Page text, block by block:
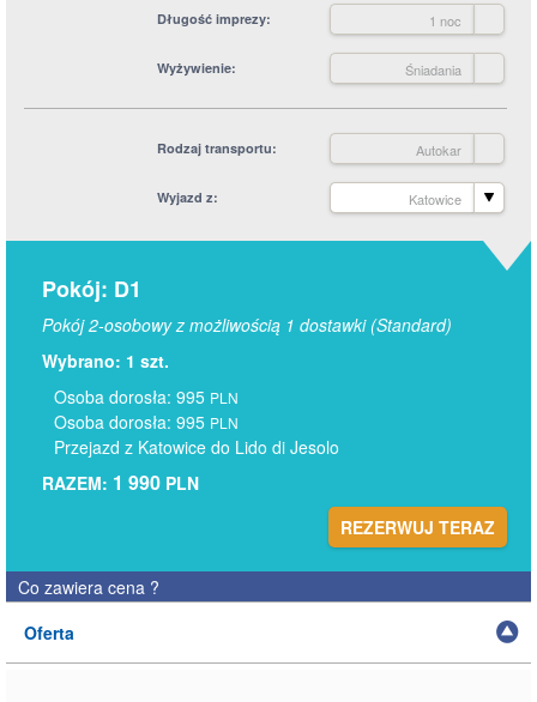
Długość imprezy 1 noc
Wyżywienie Śniadania
Rodzaj transportu Autokar
Wyjazd z Katowice
Pokój: D1
Pokój 2-osobowy z możliwością 1 dostawki (Standard)
Wybrano: 1 szt.
Osoba dorosła: 995 PLN
Osoba dorosła: 995 PLN
Przejazd z Katowice do Lido di Jesolo
RAZEM: 1 990 PLN
REZERWUJ TERAZ
Co zawiera cena ?
Oferta